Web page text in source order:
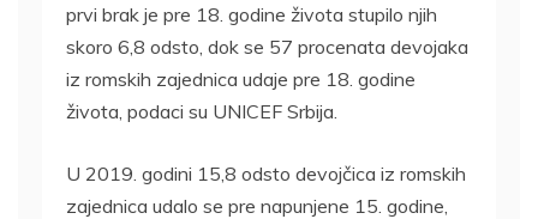
prvi brak je pre 18. godine života stupilo njih
skoro 6,8 odsto, dok se 57 procenata devojaka
iz romskih zajednica udaje pre 18. godine
života, podaci su UNICEF Srbija.
U 2019. godini 15,8 odsto devojčica iz romskih
zajednica udalo se pre napunjene 15. godine,